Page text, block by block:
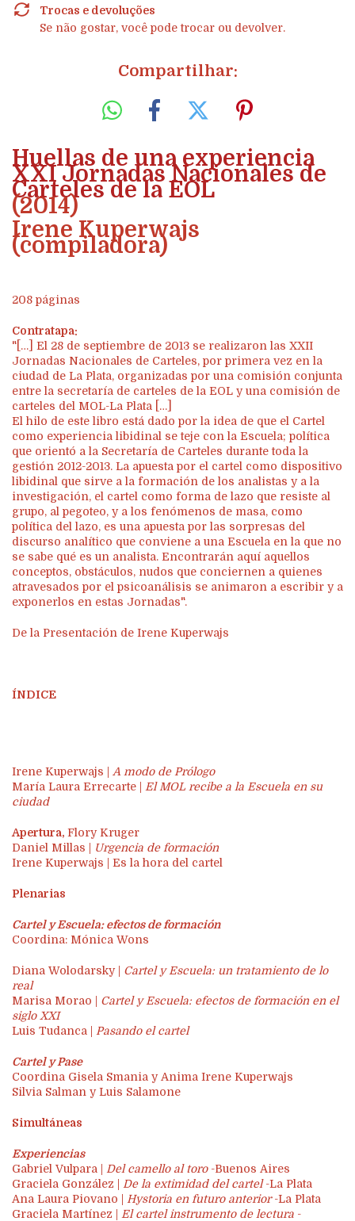
Trocas e devoluções
Se não gostar, você pode trocar ou devolver.
Compartilhar:
Huellas de una experiencia
XXI Jornadas Nacionales de
Carteles de la EOL
(2014)
Irene Kuperwajs
(compiladora)
208 páginas
Contratapa:
"[…] El 28 de septiembre de 2013 se realizaron las XXII
Jornadas Nacionales de Carteles, por primera vez en la
ciudad de La Plata, organizadas por una comisión conjunta
entre la secretaría de carteles de la EOL y una comisión de
carteles del MOL-La Plata […]
El hilo de este libro está dado por la idea de que el Cartel
como experiencia libidinal se teje con la Escuela; política
que orientó a la Secretaría de Carteles durante toda la
gestión 2012-2013. La apuesta por el cartel como dispositivo
libidinal que sirve a la formación de los analistas y a la
investigación, el cartel como forma de lazo que resiste al
grupo, al pegoteo, y a los fenómenos de masa, como
política del lazo, es una apuesta por las sorpresas del
discurso analítico que conviene a una Escuela en la que no
se sabe qué es un analista. Encontrarán aquí aquellos
conceptos, obstáculos, nudos que conciernen a quienes
atravesados por el psicoanálisis se animaron a escribir y a
exponerlos en estas Jornadas".
De la Presentación de Irene Kuperwajs
ÍNDICE
Irene Kuperwajs | A modo de Prólogo
María Laura Errecarte | El MOL recibe a la Escuela en su
ciudad
Apertura, Flory Kruger
Daniel Millas | Urgencia de formación
Irene Kuperwajs | Es la hora del cartel
Plenarias
Cartel y Escuela: efectos de formación
Coordina: Mónica Wons
Diana Wolodarsky | Cartel y Escuela: un tratamiento de lo
real
Marisa Morao | Cartel y Escuela: efectos de formación en el
siglo XXI
Luis Tudanca | Pasando el cartel
Cartel y Pase
Coordina Gisela Smania y Anima Irene Kuperwajs
Silvia Salman y Luis Salamone
Simultáneas
Experiencias
Gabriel Vulpara | Del camello al toro-Buenos Aires
Graciela González | De la extimidad del cartel-La Plata
Ana Laura Piovano | Hystoria en futuro anterior-La Plata
Graciela Martínez | El cartel instrumento de lectura -